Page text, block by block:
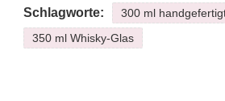
Schlagworte:
300 ml
350 ml Whisky-Glas